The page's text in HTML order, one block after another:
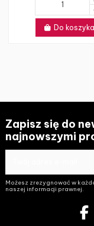
Do koszyka
Zapisz się do
najnowszymi
Możesz zrezygnować w
naszej informacji prawnej.